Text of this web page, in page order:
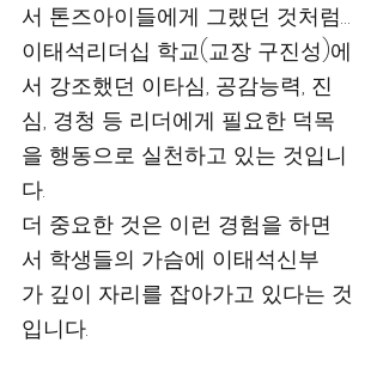
서 톤즈아이들에게 그랬던 것처럼…
이태석리더십 학교(교장 구진성)에
서 강조했던 이타심, 공감능력, 진
심, 경청 등 리더에게 필요한 덕목
을 행동으로 실천하고 있는 것입니
다.
더 중요한 것은 이런 경험을 하면
서 학생들의 가슴에 이태석신부
가 깊이 자리를 잡아가고 있다는 것
입니다.